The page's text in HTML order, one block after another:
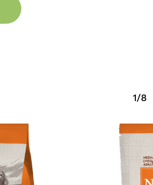
1/8